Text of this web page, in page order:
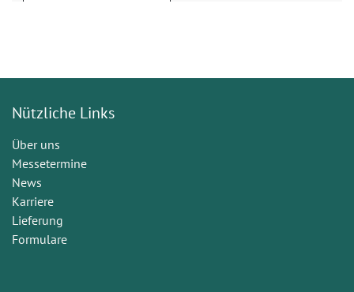
Nützliche Links
Über uns
Messetermine
News
Karriere
Lieferung
Formulare